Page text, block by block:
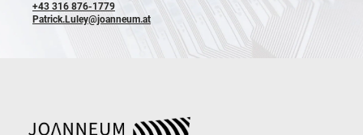
+43 316 876-1779
Patrick.Luley@joanneum.at